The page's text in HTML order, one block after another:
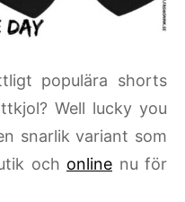
populära shorts
Well lucky you
snarlik variant som
och online nu för